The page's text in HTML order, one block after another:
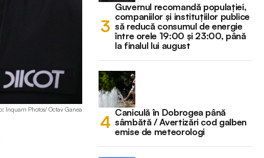
Inquam Photos/ Octav Ganea
Guvernul recomandă populației,
companiilor și instituțiilor publice
să reducă consumul de energie
între orele 19:00 și 23:00, până
la finalul lui august
Caniculă în Dobrogea până
sâmbătă / Avertizări cod galben
emise de meteorologi